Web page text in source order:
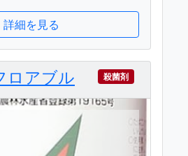
詳細を見る
ロアブル 殺菌剤